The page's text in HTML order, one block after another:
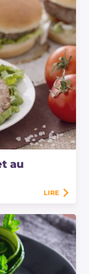
au
LIRE